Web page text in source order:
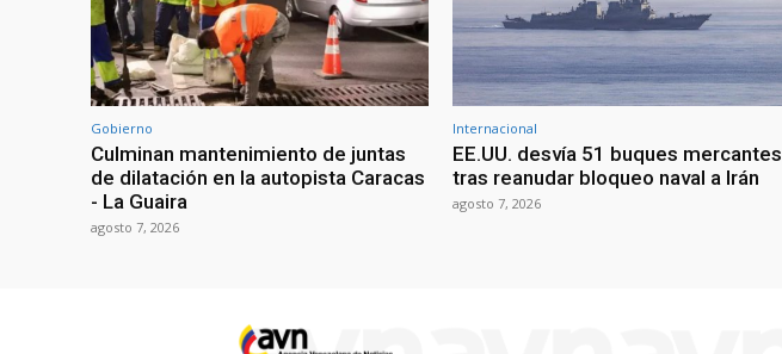
Gobierno
Culminan mantenimiento de juntas
de dilatación en la autopista Caracas
- La Guaira
agosto 7, 2026
Internacional
EE.UU. desvía 51 buques mercantes
tras reanudar bloqueo naval a Irán
agosto 7, 2026